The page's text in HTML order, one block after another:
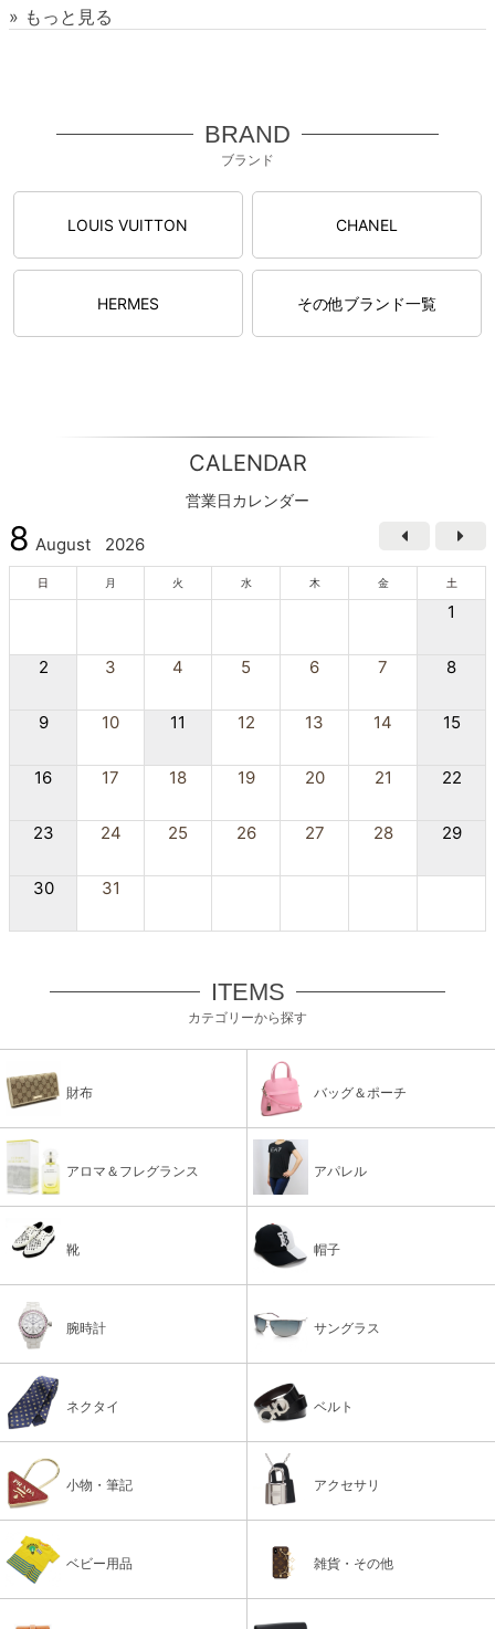
» もっと見る
BRAND
ブランド
LOUIS VUITTON CHANEL
HERMES その他ブランド一覧
CALENDAR
営業日カレンダー
8 August 2026
日 月 火 水 木 金 土
1
2 3 4 5 6 7 8
9 10 11 12 13 14 15
16 17 18 19 20 21 22
23 24 25 26 27 28 29
30 31
ITEMS
カテゴリーから探す
財布 バッグ＆ポーチ
アロマ＆フレグランス アパレル
靴 帽子
腕時計 サングラス
ネクタイ ベルト
小物・筆記 アクセサリ
ベビー用品 雑貨・その他